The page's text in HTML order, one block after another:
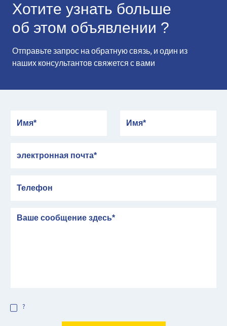
Хотите узнать больше
об этом объявлении ?
Отправьте запрос на обратную связь, и один из
наших консультантов свяжется с вами
сообщение
?